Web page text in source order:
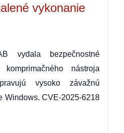
vykonanie
vydala bezpečnostné
nástroja
vysoko závažnú
Windows. CVE-2025-6218